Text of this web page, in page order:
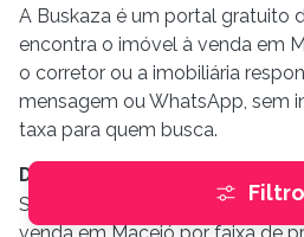
A Buskaza é um portal gratuito
encontra o imóvel à venda em
o corretor ou a imobiliária
mensagem ou WhatsApp, sem
taxa para quem busca.
Dá para filtrar os imóveis à
Sim. Na busca da Buskaza você